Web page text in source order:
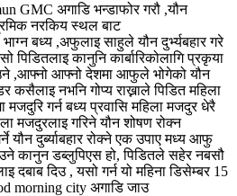
GMC अगाडि भन्डाफोर गरौ ,यौन
नरकिय स्थल बाट
भाग्न बध्य ,अफुलाइ साहुले यौन दुर्भ्यबहार गरे
पिडितलाइ कानुनि कार्बारिकोलागि प्रकृया
,आफ्नो आफ्नो देशमा आफुले भोगेको यौन
कसैलाइ नभनि गोप्य राख्नाले पिडित महिला
गर्न बध्य प्रवासि महिला मजदुर धेरै
मजदुरलाइ गरिने यौन शोषण रोक्न
यौन दुर्ब्याबहार रोक्ने एक उपाए मध्य आफु
कानुन डब्लुपिएस हो, पिडितले सहेर नबसौ
दबाब दिउ , यसो गर्न यो महिना डिसेम्बर 15
morning city अगाडि जाउ